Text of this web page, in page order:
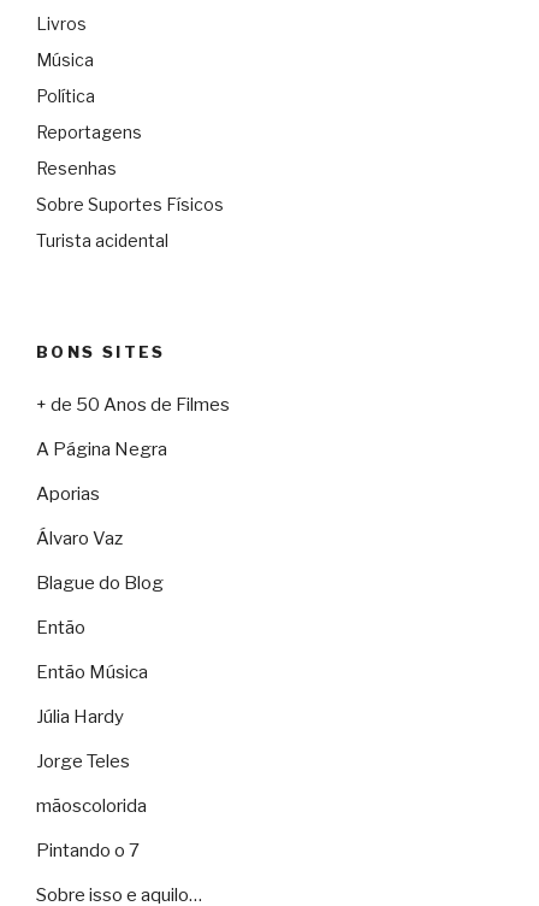
Livros
Música
Política
Reportagens
Resenhas
Sobre Suportes Físicos
Turista acidental
BONS SITES
+ de 50 Anos de Filmes
A Página Negra
Aporias
Álvaro Vaz
Blague do Blog
Então
Então Música
Júlia Hardy
Jorge Teles
mãoscolorida
Pintando o 7
Sobre isso e aquilo…